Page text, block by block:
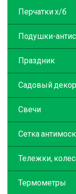
Перчатки х/б
Подушки-
Праздник
Садовый декор
Свечи
Сетка
Тележки,
Термометры